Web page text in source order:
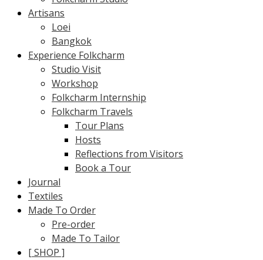
Artisans
Loei
Bangkok
Experience Folkcharm
Studio Visit
Workshop
Folkcharm Internship
Folkcharm Travels
Tour Plans
Hosts
Reflections from Visitors
Book a Tour
Journal
Textiles
Made To Order
Pre-order
Made To Tailor
[ SHOP ]